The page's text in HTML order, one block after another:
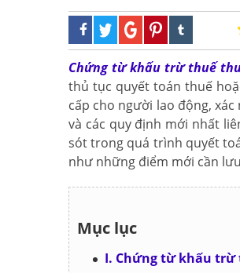
Chứng từ khấu trừ thuế
thủ tục quyết toán thuế
cấp cho người lao động,
và các quy định mới nhất
sót trong quá trình quyết
như những điểm mới cần
Mục lục
I. Chứng từ khấu trừ